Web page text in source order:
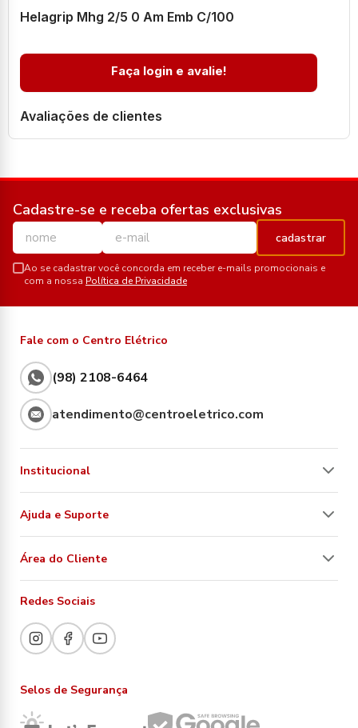
Helagrip Mhg 2/5 0 Am Emb C/100
Faça login e avalie!
Avaliações de clientes
Cadastre-se e receba ofertas exclusivas
cadastrar
Ao se cadastrar você concorda em receber e-mails promocionais e
com a nossa Política de Privacidade
Fale com o Centro Elétrico
(98) 2108-6464
atendimento@centroeletrico.com
Institucional
Ajuda e Suporte
Área do Cliente
Redes Sociais
Selos de Segurança